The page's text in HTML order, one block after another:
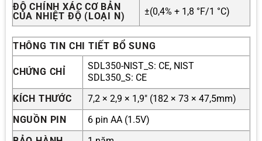
ĐỘ CHÍNH XÁC CƠ BẢN
CỦA NHIỆT ĐỘ (LOẠI N)
±(0,4% + 1,8 °F/1 °C)
THÔNG TIN CHI TIẾT BỔ SUNG
CHỨNG CHỈ
SDL350-NIST_S: CE, NIST
SDL350_S: CE
KÍCH THƯỚC
7,2 × 2,9 × 1,9″ (182 × 73 × 47,5mm)
NGUỒN PIN
6 pin AA (1.5V)